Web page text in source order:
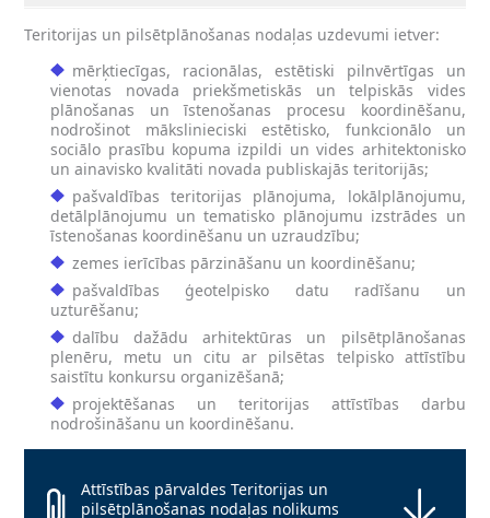
Teritorijas un pilsētplānošanas nodaļas uzdevumi ietver:
mērķtiecīgas, racionālas, estētiski pilnvērtīgas un
vienotas novada priekšmetiskās un telpiskās vides
plānošanas un īstenošanas procesu koordinēšanu,
nodrošinot mākslinieciski estētisko, funkcionālo un
sociālo prasību kopuma izpildi un vides arhitektonisko
un ainavisko kvalitāti novada publiskajās teritorijās;
pašvaldības teritorijas plānojuma, lokālplānojumu,
detālplānojumu un tematisko plānojumu izstrādes un
īstenošanas koordinēšanu un uzraudzību;
zemes ierīcības pārzināšanu un koordinēšanu;
pašvaldības ģeotelpisko datu radīšanu un
uzturēšanu;
dalību dažādu arhitektūras un pilsētplānošanas
plenēru, metu un citu ar pilsētas telpisko attīstību
saistītu konkursu organizēšanā;
projektēšanas un teritorijas attīstības darbu
nodrošināšanu un koordinēšanu.
Attīstības pārvaldes Teritorijas un
pilsētplānošanas nodaļas nolikums